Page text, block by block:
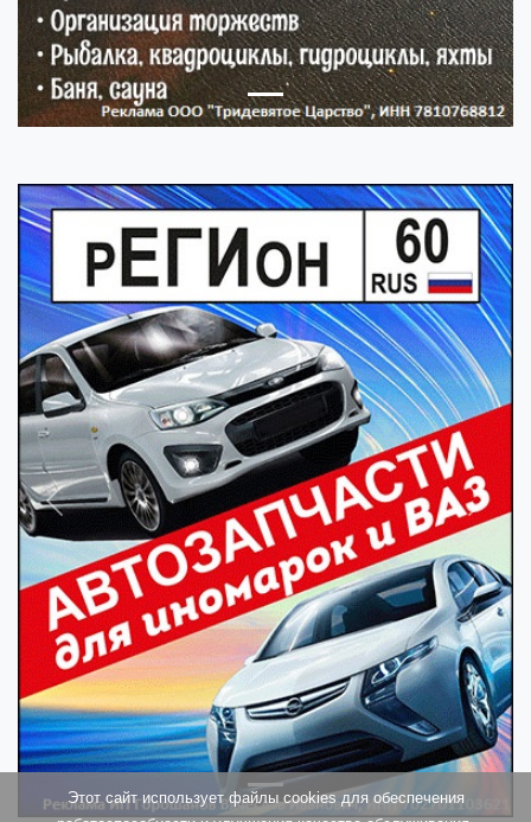
Этот сайт использует файлы cookies для обеспечения
Previous Next